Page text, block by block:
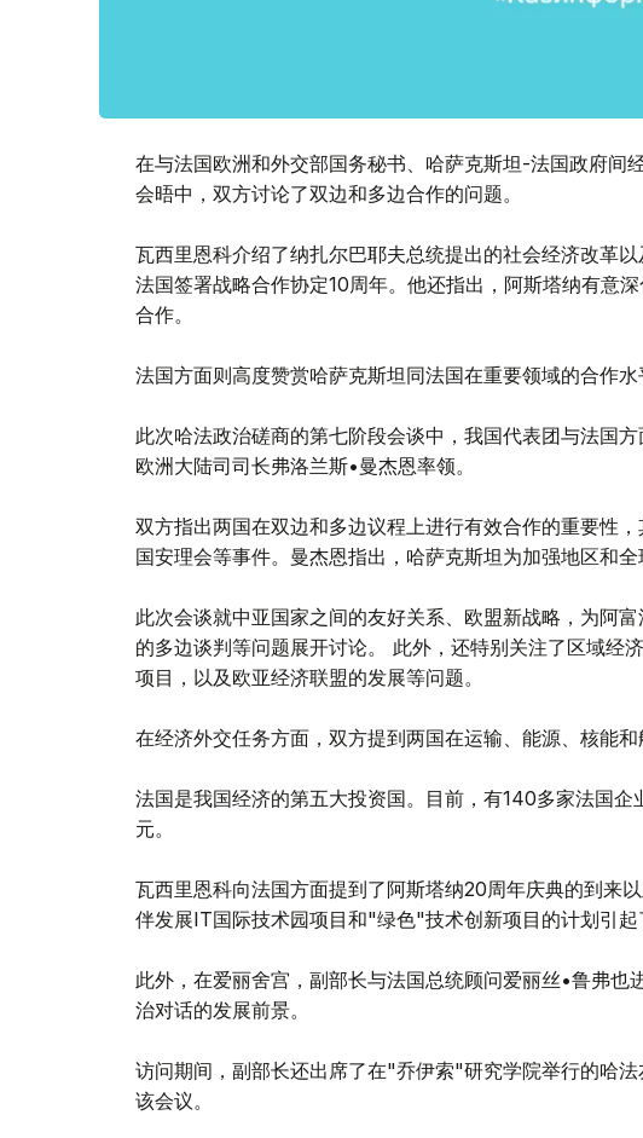
在与法国欧洲和外交部国务秘书、哈萨克斯坦-法国政府间
会晤中，双方讨论了双边和多边合作的问题。
瓦西里恩科介绍了纳扎尔巴耶夫总统提出的社会经济改革
法国签署战略合作协定10周年。他还指出，阿斯塔纳有意
合作。
法国方面则高度赞赏哈萨克斯坦同法国在重要领域的合作水
此次哈法政治磋商的第七阶段会谈中，我国代表团与法国
欧洲大陆司司长弗洛兰斯•曼杰恩率领。
双方指出两国在双边和多边议程上进行有效合作的重要性
国安理会等事件。曼杰恩指出，哈萨克斯坦为加强地区和全
此次会谈就中亚国家之间的友好关系、欧盟新战略，为阿
的多边谈判等问题展开讨论。 此外，还特别关注了区域经
项目，以及欧亚经济联盟的发展等问题。
在经济外交任务方面，双方提到两国在运输、能源、核能和
法国是我国经济的第五大投资国。目前，有140多家法国
元。
瓦西里恩科向法国方面提到了阿斯塔纳20周年庆典的到来
伴发展IT国际技术园项目和"绿色"技术创新项目的计划引起
此外，在爱丽舍宫，副部长与法国总统顾问爱丽丝•鲁弗也
治对话的发展前景。
访问期间，副部长还出席了在"乔伊索"研究学院举行的哈
该会议。